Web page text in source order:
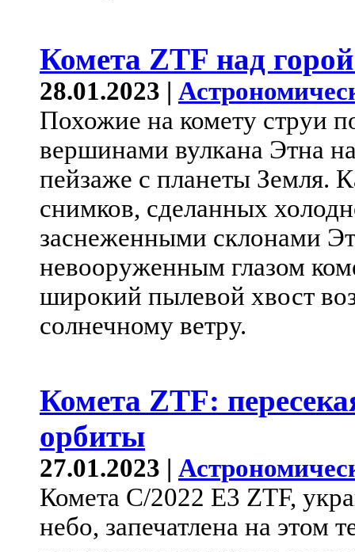
Комета ZTF над
28.01.2023 |
Похожие на комету струи
вершинами вулкана Этна
пейзаже с планеты Земля.
снимков, сделанных
заснеженными склонами
невооруженным глазом
широкий пылевой хвост
солнечному ветру.
Комета ZTF:
орбиты
27.01.2023 |
Комета C/2022 E3 ZTF,
небо, запечатлена на этом